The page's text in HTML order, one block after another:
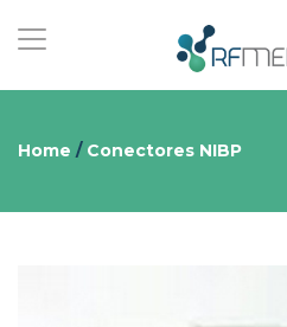
Home / Conectores NIBP